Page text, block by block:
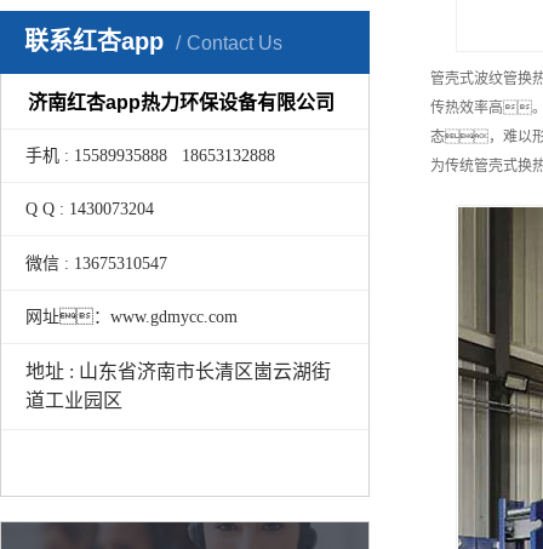
联系红杏app Contact Us
济南红杏app热力环保设备有限公司
手机 : 15589935888 18653132888
Q Q : 1430073204
微信 : 13675310547
网址：www.gdmycc.com
地址 : 山东省济南市长清区崮云湖街
道工业园区
管壳式波纹管
传热效率高
态，难以
为传统管壳